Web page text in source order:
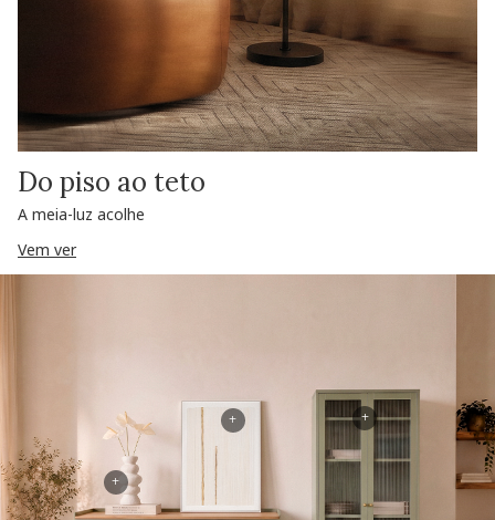
Do piso ao teto
A meia-luz acolhe
Vem ver
+
+
+